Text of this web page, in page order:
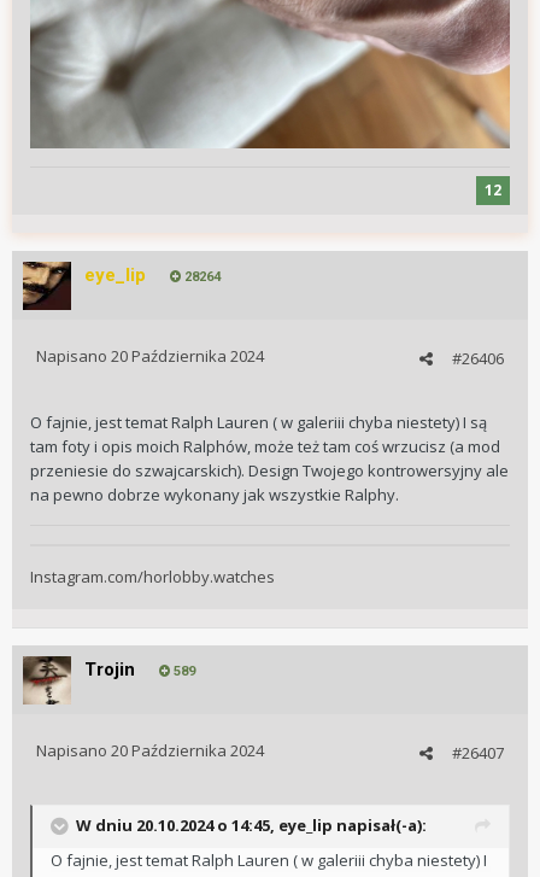
12
eye_lip 28264
#26406
Napisano 20 Października 2024
O fajnie, jest temat Ralph Lauren ( w galeriii chyba niestety) I są
tam foty i opis moich Ralphów, może też tam coś wrzucisz (a mod
przeniesie do szwajcarskich). Design Twojego kontrowersyjny ale
na pewno dobrze wykonany jak wszystkie Ralphy.
Instagram.com/horlobby.watches
Trojin 589
#26407
Napisano 20 Października 2024
W dniu 20.10.2024 o 14:45, eye_lip napisał(-a):
O fajnie, jest temat Ralph Lauren ( w galeriii chyba niestety) I